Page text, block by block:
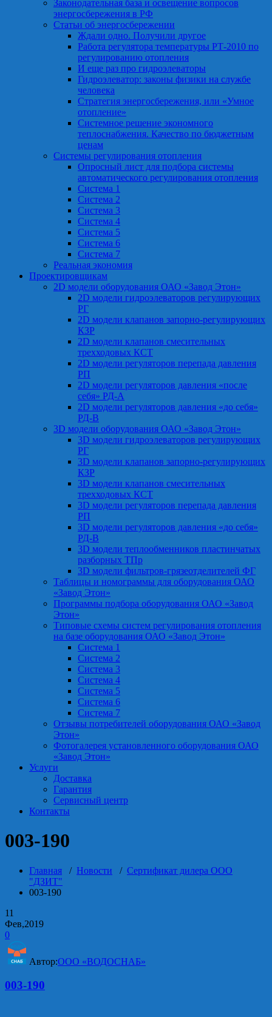
Законодательная база и освещение вопросов
энергосбережения в РФ
Статьи об энергосбережении
Ждали одно. Получили другое
Работа регулятора температуры РТ-2010 по
регулированию отопления
И еще раз про гидроэлеваторы
Гидроэлеватор: законы физики на службе
человека
Стратегия энергосбережения, или «Умное
отопление»
Системное решение экономного
теплоснабжения. Качество по бюджетным
ценам
Системы регулирования отопления
Опросный лист для подбора системы
автоматического регулирования отопления
Система 1
Система 2
Система 3
Система 4
Система 5
Система 6
Система 7
Реальная экономия
Проектировщикам
2D модели оборудования ОАО «Завод Этон»
2D модели гидроэлеваторов регулирующих
РГ
2D модели клапанов запорно-регулирующих
КЗР
2D модели клапанов смесительных
трехходовых КСТ
2D модели регуляторов перепада давления
РП
2D модели регуляторов давления «после
себя» РД-А
2D модели регуляторов давления «до себя»
РД-В
3D модели оборудования ОАО «Завод Этон»
3D модели гидроэлеваторов регулирующих
РГ
3D модели клапанов запорно-регулирующих
КЗР
3D модели клапанов смесительных
трехходовых КСТ
3D модели регуляторов перепада давления
РП
3D модели регуляторов давления «до себя»
РД-В
3D модели теплообменников пластинчатых
разборных ТПр
3D модели фильтров-грязеотделителей ФГ
Таблицы и номограммы для оборудования ОАО
«Завод Этон»
Программы подбора оборудования ОАО «Завод
Этон»
Типовые схемы систем регулирования отопления
на базе оборудования ОАО «Завод Этон»
Система 1
Система 2
Система 3
Система 4
Система 5
Система 6
Система 7
Отзывы потребителей оборудования ОАО «Завод
Этон»
Фотогалерея установленного оборудования ОАО
«Завод Этон»
Услуги
Доставка
Гарантия
Сервисный центр
Контакты
003-190
Главная / Новости / Сертификат дилера ООО
"ДЗИТ"
003-190
11
Фев,2019
0
Автор:ООО «ВОДОСНАБ»
003-190